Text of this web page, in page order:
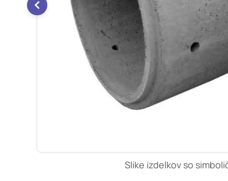
Slike izdelkov so
Piškotki za
S temi piškotki
našega spletnega
opazujemo, kako se
anonimni. Če
Piškotki za ciljno
Te piškotke